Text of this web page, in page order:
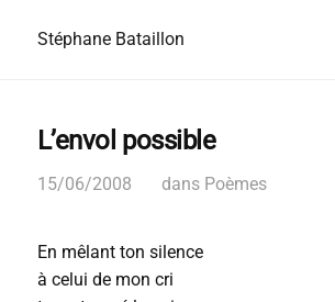
Stéphane Bataillon
L’envol possible
15/06/2008 dans Poèmes
En mêlant ton silence
à celui de mon cri